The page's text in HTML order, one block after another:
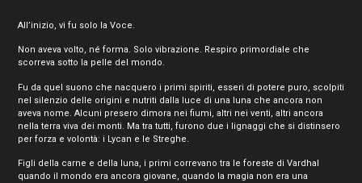
All’inizio, vi fu solo la Voce.
Non aveva volto, né forma. Solo vibrazione. Respiro primordiale che
scorreva sotto la pelle del mondo.
Fu da quel suono che nacquero i primi spiriti, esseri di potere puro, scolpiti
nel silenzio delle origini e nutriti dalla luce di una luna che ancora non
aveva nome. Alcuni presero dimora nei fiumi, altri nei venti, altri ancora
nella terra viva dei monti. Ma tra tutti, furono due i lignaggi che si distinsero
per forza e volontà: i Lycan e le Streghe.
Figli della carne e della luna, i primi correvano tra le foreste di Vardhal
quando il mondo era ancora giovane, quando la magia non era una